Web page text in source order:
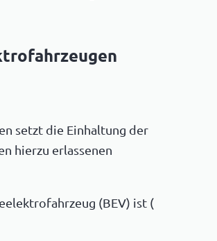
setzt die Einhaltung der
hierzu erlassenen
(BEV) ist (